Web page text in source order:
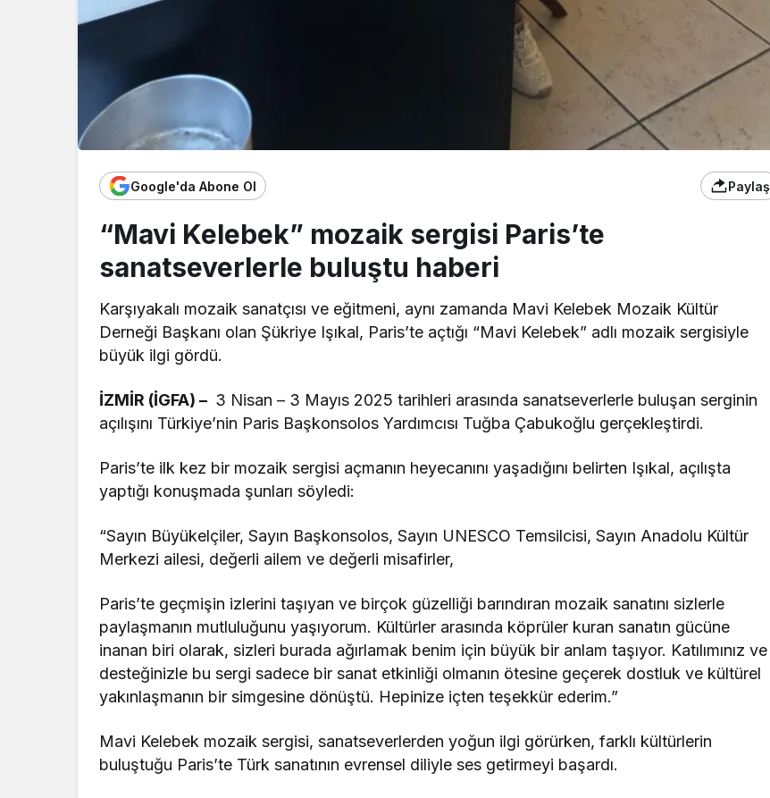
Google'da Abone Ol Paylaş
“Mavi Kelebek” mozaik sergisi Paris’te
sanatseverlerle buluştu haberi
Karşıyakalı mozaik sanatçısı ve eğitmeni, aynı zamanda Mavi Kelebek Mozaik Kültür
Derneği Başkanı olan Şükriye Işıkal, Paris’te açtığı “Mavi Kelebek” adlı mozaik sergisiyle
büyük ilgi gördü.
İZMİR (İGFA) – 3 Nisan – 3 Mayıs 2025 tarihleri arasında sanatseverlerle buluşan serginin
açılışını Türkiye’nin Paris Başkonsolos Yardımcısı Tuğba Çabukoğlu gerçekleştirdi.
Paris’te ilk kez bir mozaik sergisi açmanın heyecanını yaşadığını belirten Işıkal, açılışta
yaptığı konuşmada şunları söyledi:
“Sayın Büyükelçiler, Sayın Başkonsolos, Sayın UNESCO Temsilcisi, Sayın Anadolu Kültür
Merkezi ailesi, değerli ailem ve değerli misafirler,
Paris’te geçmişin izlerini taşıyan ve birçok güzelliği barındıran mozaik sanatını sizlerle
paylaşmanın mutluluğunu yaşıyorum. Kültürler arasında köprüler kuran sanatın gücüne
inanan biri olarak, sizleri burada ağırlamak benim için büyük bir anlam taşıyor. Katılımınız ve
desteğinizle bu sergi sadece bir sanat etkinliği olmanın ötesine geçerek dostluk ve kültürel
yakınlaşmanın bir simgesine dönüştü. Hepinize içten teşekkür ederim.”
Mavi Kelebek mozaik sergisi, sanatseverlerden yoğun ilgi görürken, farklı kültürlerin
buluştuğu Paris’te Türk sanatının evrensel diliyle ses getirmeyi başardı.